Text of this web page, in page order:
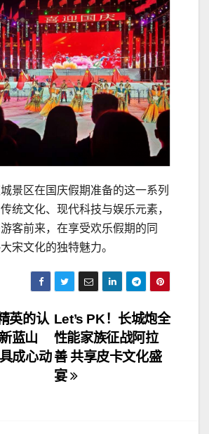
景区在国庆假期准备的这一系列
统文化、现代科技与娱乐元素，
客前来，在享受欢乐假期的同
宋文化的独特魅力。
Let’s PK！长城炮全
性能家族征战阿拉
善 共享皮卡文化盛
宴
英的认
蓝山
成心动